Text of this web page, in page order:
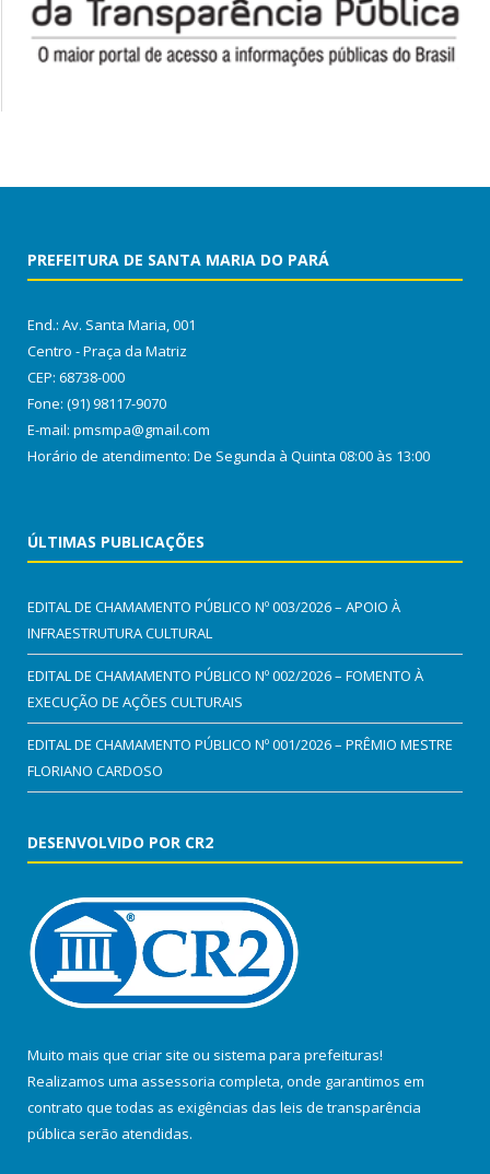
PREFEITURA DE SANTA MARIA DO PARÁ
End.: Av. Santa Maria, 001
Centro - Praça da Matriz
CEP: 68738-000
Fone: (91) 98117-9070
E-mail: pmsmpa@gmail.com
Horário de atendimento: De Segunda à Quinta 08:00 às 13:00
ÚLTIMAS PUBLICAÇÕES
EDITAL DE CHAMAMENTO PÚBLICO Nº 003/2026 – APOIO À
INFRAESTRUTURA CULTURAL
EDITAL DE CHAMAMENTO PÚBLICO Nº 002/2026 – FOMENTO À
EXECUÇÃO DE AÇÕES CULTURAIS
EDITAL DE CHAMAMENTO PÚBLICO Nº 001/2026 – PRÊMIO MESTRE
FLORIANO CARDOSO
DESENVOLVIDO POR CR2
Muito mais que criar site ou sistema para prefeituras!
Realizamos uma assessoria completa, onde garantimos em
contrato que todas as exigências das leis de transparência
pública serão atendidas.